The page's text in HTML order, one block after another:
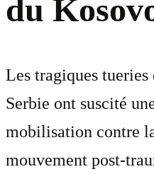
du
Les tragiques tueries
Serbie ont suscité
mobilisation contre
mouvement post-